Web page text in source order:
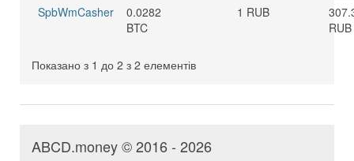
SpbWmCasher
0.0282
BTC
1 RUB
RUB
Показано з 1 до 2 з 2 елементів
ABCD.money © 2016 - 2026